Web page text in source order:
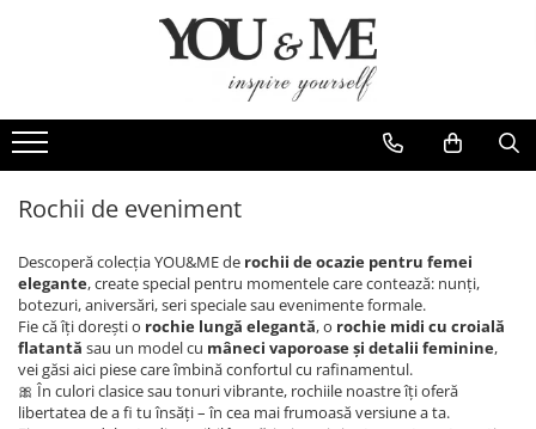
Bluze si camasi
Pantaloni
Geci si jachete
Rochii de eveniment
Compleuri si costume
Salopete
Tricouri si topuri
Genti
Esarfe
Coliere si brose
Rochii de eveniment
Descoperă colecția YOU&ME de rochii de ocazie pentru femei
elegante, create special pentru momentele care contează: nunți,
botezuri, aniversări, seri speciale sau evenimente formale.
Fie că îți dorești o rochie lungă elegantă, o rochie midi cu croială
flatantă sau un model cu mâneci vaporoase și detalii feminine,
vei găsi aici piese care îmbină confortul cu rafinamentul.
🎀 În culori clasice sau tonuri vibrante, rochiile noastre îți oferă
libertatea de a fi tu însăți – în cea mai frumoasă versiune a ta.